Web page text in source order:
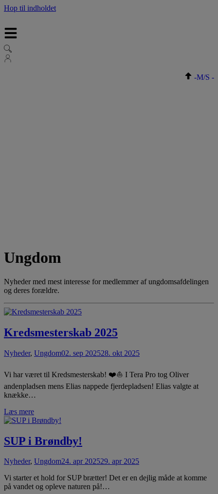
Hop til indholdet
-M/S -
Ungdom
Nyheder med mest interesse for medlemmer af ungdomsafdelingen
og deres forældre.
Kredsmesterskab 2025
Nyheder, Ungdom02. sep 202528. okt 2025
Vi har været til Kredsmesterskab! ❤️⛵ I Tera Pro tog Oliver
andenpladsen mens Elias nappede fjerdepladsen! Elias valgte at
knække…
Læs mere
SUP i Brøndby!
Nyheder, Ungdom24. apr 202529. apr 2025
Vi starter et hold for SUP brætter! Det er en dejlig måde at komme
på vandet og opleve naturen på!…